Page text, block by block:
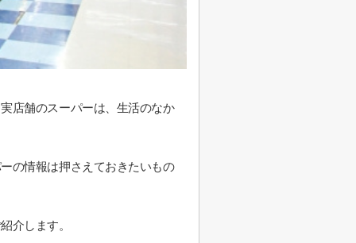
店舗のスーパーは、生活のなか
の情報は押さえておきたいもの
介します。